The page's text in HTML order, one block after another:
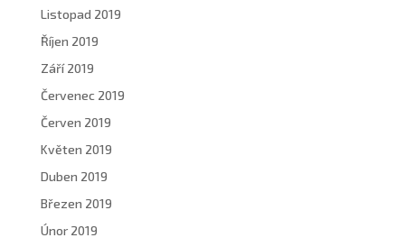
Listopad 2019
Říjen 2019
Září 2019
Červenec 2019
Červen 2019
Květen 2019
Duben 2019
Březen 2019
Únor 2019